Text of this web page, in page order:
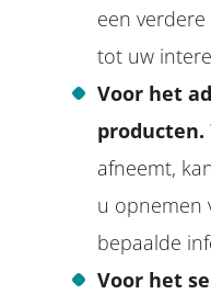
een
tot uw
Voor het
producten.
afneemt,
u opnemen
bepaalde
Voor het